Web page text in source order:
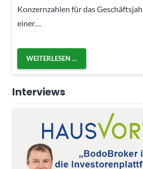
Konzernzahlen für das
einer…
WEITERLESEN …
Interviews